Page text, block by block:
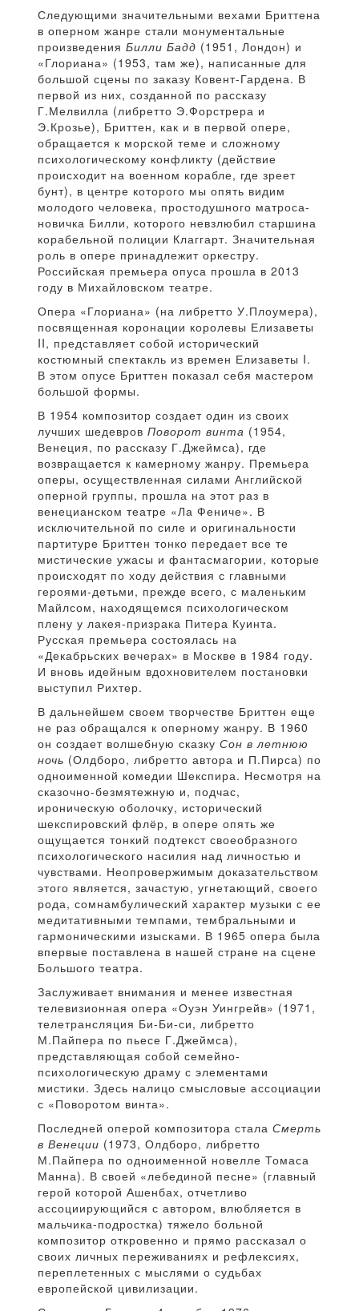
Следующими значительными вехами Бриттена
в оперном жанре стали монументальные
произведения Билли Бадд (1951, Лондон) и
«Глориана» (1953, там же), написанные для
большой сцены по заказу Ковент-Гардена. В
первой из них, созданной по рассказу
Г.Мелвилла (либретто Э.Форстрера и
Э.Крозье), Бриттен, как и в первой опере,
обращается к морской теме и сложному
психологическому конфликту (действие
происходит на военном корабле, где зреет
бунт), в центре которого мы опять видим
молодого человека, простодушного матроса-
новичка Билли, которого невзлюбил старшина
корабельной полиции Клаггарт. Значительная
роль в опере принадлежит оркестру.
Российская премьера опуса прошла в 2013
году в Михайловском театре.
Опера «Глориана» (на либретто У.Плоумера),
посвященная коронации королевы Елизаветы
II, представляет собой исторический
костюмный спектакль из времен Елизаветы I.
В этом опусе Бриттен показал себя мастером
большой формы.
В 1954 композитор создает один из своих
лучших шедевров Поворот винта (1954,
Венеция, по рассказу Г.Джеймса), где
возвращается к камерному жанру. Премьера
оперы, осуществленная силами Английской
оперной группы, прошла на этот раз в
венецианском театре «Ла Фениче». В
исключительной по силе и оригинальности
партитуре Бриттен тонко передает все те
мистические ужасы и фантасмагории, которые
происходят по ходу действия с главными
героями-детьми, прежде всего, с маленьким
Майлсом, находящемся психологическом
плену у лакея-призрака Питера Куинта.
Русская премьера состоялась на
«Декабрьских вечерах» в Москве в 1984 году.
И вновь идейным вдохновителем постановки
выступил Рихтер.
В дальнейшем своем творчестве Бриттен еще
не раз обращался к оперному жанру. В 1960
он создает волшебную сказку Сон в летнюю
ночь (Олдборо, либретто автора и П.Пирса) по
одноименной комедии Шекспира. Несмотря на
сказочно-безмятежную и, подчас,
ироническую оболочку, исторический
шекспировский флёр, в опере опять же
ощущается тонкий подтекст своеобразного
психологического насилия над личностью и
чувствами. Неопровержимым доказательством
этого является, зачастую, угнетающий, своего
рода, сомнамбулический характер музыки с ее
медитативными темпами, тембральными и
гармоническими изысками. В 1965 опера была
впервые поставлена в нашей стране на сцене
Большого театра.
Заслуживает внимания и менее известная
телевизионная опера «Оуэн Уингрейв» (1971,
телетрансляция Би-Би-си, либретто
М.Пайпера по пьесе Г.Джеймса),
представляющая собой семейно-
психологическую драму с элементами
мистики. Здесь налицо смысловые ассоциации
с «Поворотом винта».
Последней оперой композитора стала Смерть
в Венеции (1973, Олдборо, либретто
М.Пайпера по одноименной новелле Томаса
Манна). В своей «лебединой песне» (главный
герой которой Ашенбах, отчетливо
ассоциирующийся с автором, влюбляется в
мальчика-подростка) тяжело больной
композитор откровенно и прямо рассказал о
своих личных переживаниях и рефлексиях,
переплетенных с мыслями о судьбах
европейской цивилизации.